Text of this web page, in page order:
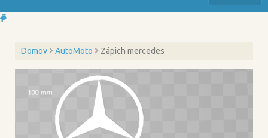
Domov AutoMoto Zápich mercedes